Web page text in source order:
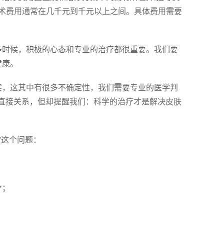
费用通常在几千元到千元以上之间。具体费用需要
候，积极的心态和专业的治疗都很重要。我们要
。
这其中有很多不确定性，我们需要专业的医学判
接关系，但却提醒我们：科学的治疗才是解决皮肤
个问题：